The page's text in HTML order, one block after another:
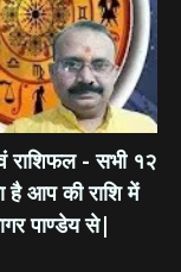
राशिफल - सभी १२
है आप की राशि में
पाण्डेय से|